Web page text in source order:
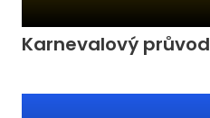
Karnevalový průvod